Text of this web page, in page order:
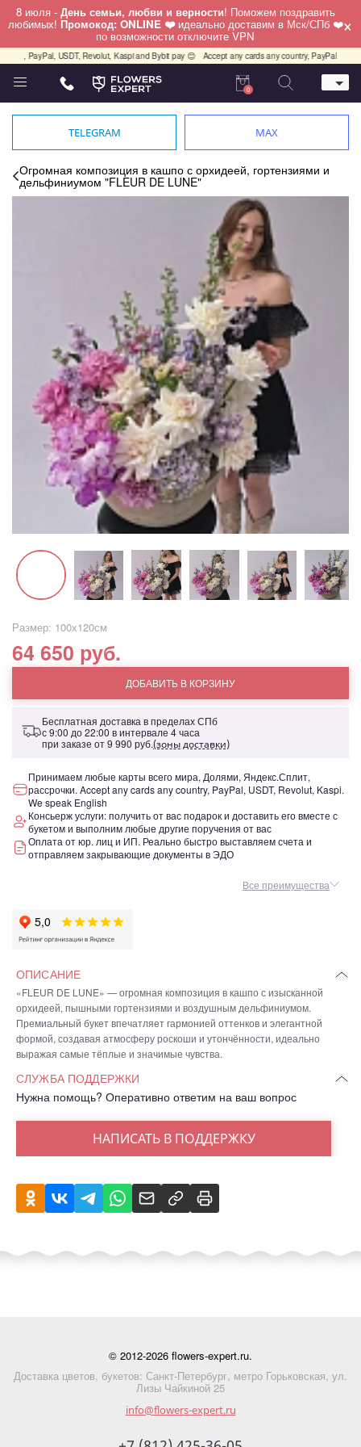
8 июля - День семьи, любви и верности! Поможем поздравить
любимых! Промокод: ONLINE ❤️ идеально доставим в Мск/СПб ❤️
по возможности отключите VPN ×
PayPal, USDT, Revolut, Kaspi and Bybit pay 😊 Accept any cards any country, PayPal,
Телефон
+7 (812) 425 36 05
Санкт-Петербург,
Лизы Чайкиной 25
0
TELEGRAM MAX
Огромная композиция в кашпо с орхидеей, гортензиями и
дельфиниумом "FLEUR DE LUNE"
Размер: 100х120см
64 650 руб.
ДОБАВИТЬ В КОРЗИНУ
Бесплатная доставка в пределах СПб
с 9:00 до 22:00 в интервале 4 часа
при заказе от9 990 руб.(зоны доставки)
Принимаем любые карты всего мира, Долями, Яндекс.Сплит,
рассрочки. Accept any cards any country, PayPal, USDT, Revolut, Kaspi.
We speak English
Консьерж услуги: получить от вас подарок и доставить его вместе с
букетом и выполним любые другие поручения от вас
Оплата от юр. лиц и ИП. Реально быстро выставляем счета и
отправляем закрывающие документы в ЭДО
Все преимущества
ОПИСАНИЕ
«FLEUR DE LUNE» — огромная композиция в кашпо с изысканной
орхидеей, пышными гортензиями и воздушным дельфиниумом.
Премиальный букет впечатляет гармонией оттенков и элегантной
формой, создавая атмосферу роскоши и утончённости, идеально
выражая самые тёплые и значимые чувства.
СЛУЖБА ПОДДЕРЖКИ
Нужна помощь? Оперативно ответим на ваш вопрос
НАПИСАТЬ В ПОДДЕРЖКУ
© 2012-2026 flowers-expert.ru.
Доставка цветов, букетов: Санкт-Петербург, метро Горьковская, ул.
Лизы Чайкиной 25
info@flowers-expert.ru